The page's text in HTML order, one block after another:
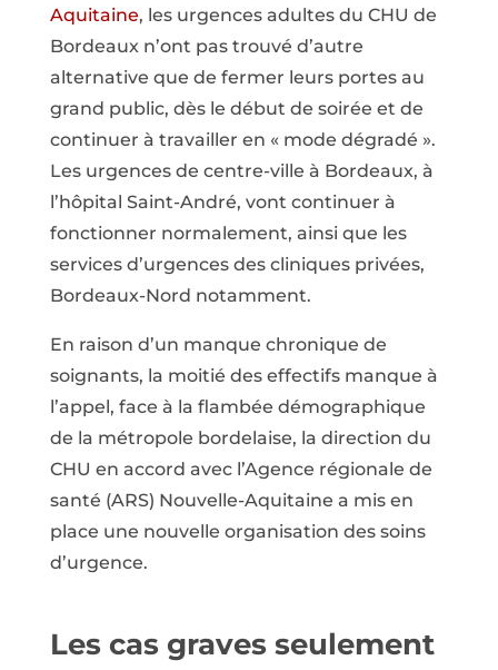
Aquitaine, les urgences adultes du CHU de
Bordeaux n’ont pas trouvé d’autre
alternative que de fermer leurs portes au
grand public, dès le début de soirée et de
continuer à travailler en « mode dégradé ».
Les urgences de centre-ville à Bordeaux, à
l’hôpital Saint-André, vont continuer à
fonctionner normalement, ainsi que les
services d’urgences des cliniques privées,
Bordeaux-Nord notamment.
En raison d’un manque chronique de
soignants, la moitié des effectifs manque à
l’appel, face à la flambée démographique
de la métropole bordelaise, la direction du
CHU en accord avec l’Agence régionale de
santé (ARS) Nouvelle-Aquitaine a mis en
place une nouvelle organisation des soins
d’urgence.
Les cas graves seulement